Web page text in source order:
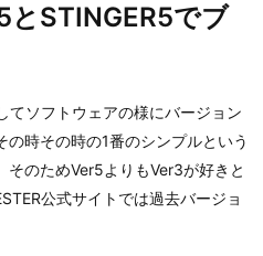
とSTINGER5でブ
てソフトウェアの様にバージョン
時その時の1番のシンプルという
のためVer5よりもVer3が好きと
公式サイトでは過去バージョ